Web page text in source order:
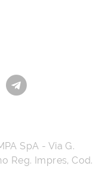
SpA - Via G.
Reg. Impres, Cod.